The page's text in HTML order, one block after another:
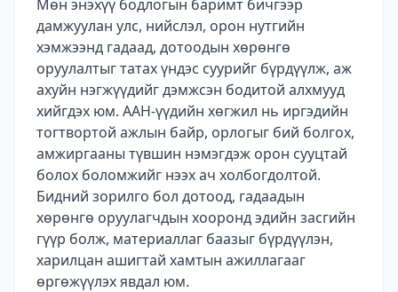
Мөн энэхүү бодлогын баримт бичгээр
дамжуулан улс, нийслэл, орон нутгийн
хэмжээнд гадаад, дотоодын хөрөнгө
оруулалтыг татах үндэс суурийг бүрдүүлж, аж
ахуйн нэгжүүдийг дэмжсэн бодитой алхмууд
хийгдэх юм. ААН-үүдийн хөгжил нь иргэдийн
тогтвортой ажлын байр, орлогыг бий болгох,
амжиргааны түвшин нэмэгдэж орон сууцтай
болох боломжийг нээх ач холбогдолтой.
Бидний зорилго бол дотоод, гадаадын
хөрөнгө оруулагчдын хооронд эдийн засгийн
гүүр болж, материаллаг баазыг бүрдүүлэн,
харилцан ашигтай хамтын ажиллагааг
өргөжүүлэх явдал юм.